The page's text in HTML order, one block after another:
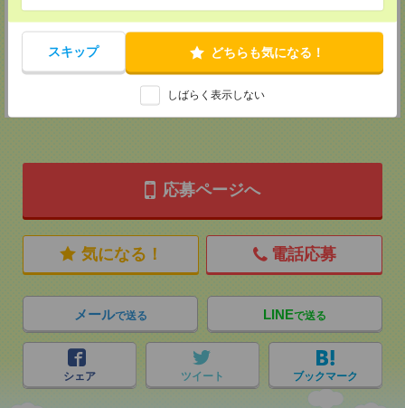
スキップ どちらも気になる！
しばらく表示しない
TEL：0120-901-799
MAIL：tenshoku@nikken-ts.jp
★今ならご来社登録でQUOカード2000円分をプレゼント中★
応募ページへ
気になる！ 電話応募
メールで送る LINEで送る
シェア ツイート ブックマーク